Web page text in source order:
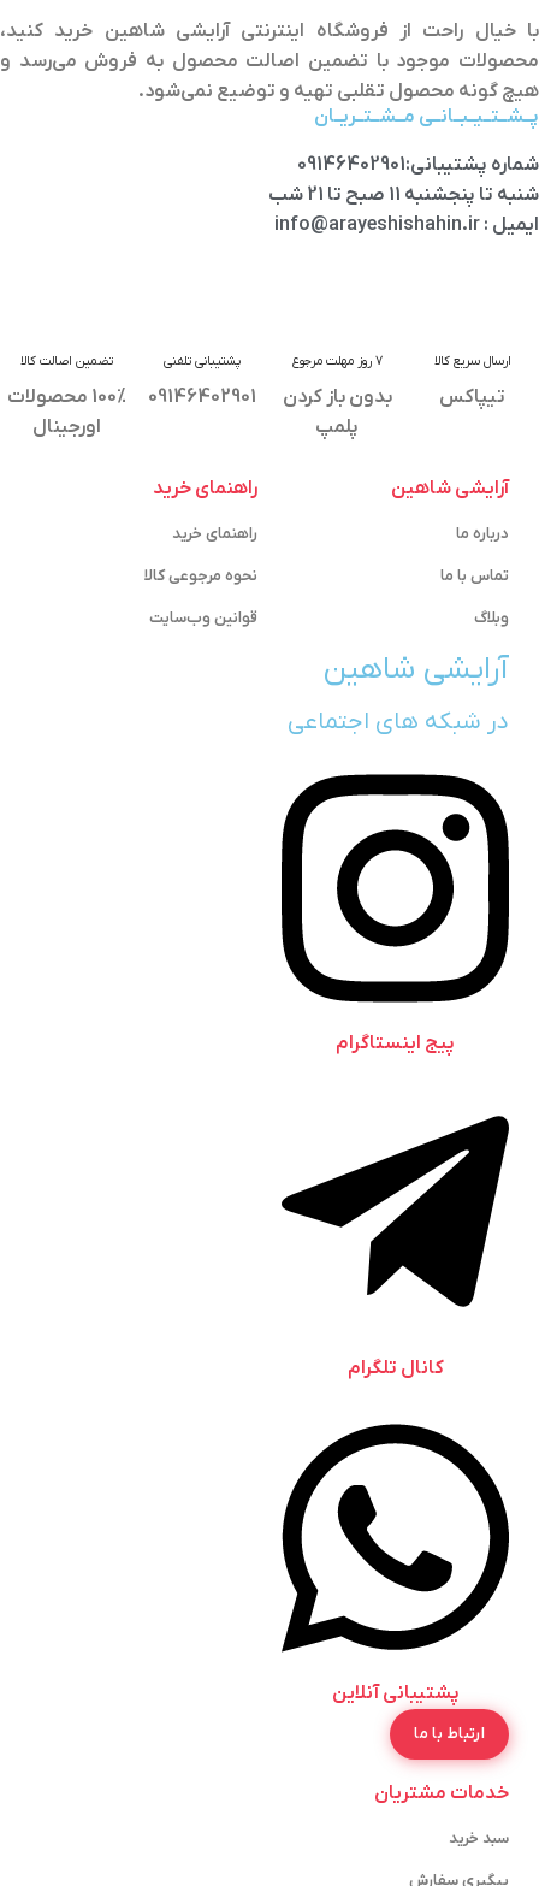
با خیال راحت از فروشگاه اینترنتی آرایشی شاهین خرید کنید،
محصولات موجود با تضمین اصالت محصول به فروش می‌رسد و
هیچ گونه محصول تقلبی تهیه و توضیع نمی‌شود.
پــشــتــیــبــانــی مــشــتــریــان
شماره پشتیبانی:09146402901
شنبه تا پنجشنبه 11 صبح تا 21 شب
ایمیل : info@arayeshishahin.ir
ارسال سریع کالا
تیپاکس
7 روز مهلت مرجوع
بدون باز کردن
پلمپ
پشتیبانی تلفنی
09146402901
تضمین اصالت کالا
100% محصولات
اورجینال
آرایشی شاهین
درباره ما
تماس با ما
وبلاگ
آرایشی شاهین
در شبکه های اجتماعی
پیج اینستاگرام
کانال تلگرام
پشتیبانی آنلاین
ارتباط با ما
راهنمای خرید
راهنمای خرید
نحوه مرجوعی کالا
قوانین وب‌سایت
خدمات مشتریان
سبد خرید
پیگیری سفارش